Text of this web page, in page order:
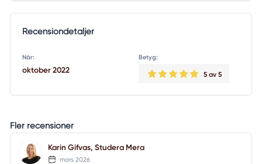
Recensiondetaljer
När:
oktober 2022
Betyg:
5 av 5
Fler recensioner
Karin Gifvas, Studera Mera
mars 2026